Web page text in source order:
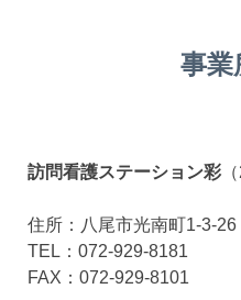
事業
訪問看護ステーション彩（
住所：八尾市光南町1-3-26
TEL：072-929-8181
FAX：072-929-8101